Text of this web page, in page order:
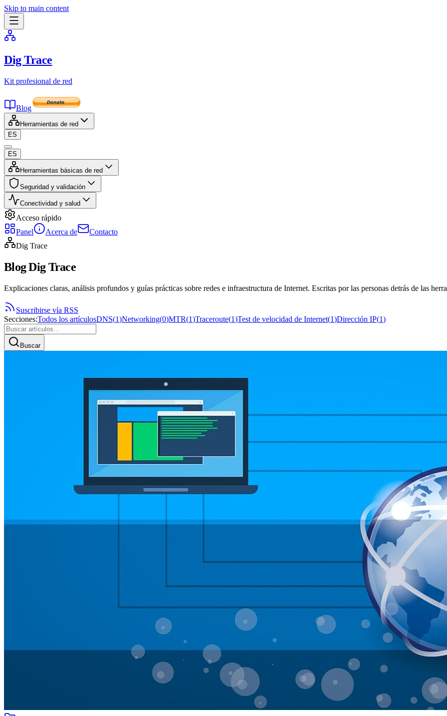
Skip to main content
Dig Trace
Kit profesional de red
Blog
Herramientas de red
ES
ES
Herramientas básicas de red
Seguridad y validación
Conectividad y salud
Acceso rápido
Panel
Acerca de
Contacto
Dig Trace
Blog Dig Trace
Explicaciones claras, análisis profundos y guías prácticas sobre redes e infraestructura de Internet. Escritas por las personas detrás de las
Suscribirse vía RSS
Secciones:Todos los artículosDNS(1)Networking(0)MTR(1)Traceroute(1)Test de velocidad de Internet(1)Dirección IP(1)
Buscar